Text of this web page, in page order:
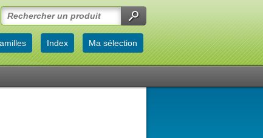
Index Ma sélection